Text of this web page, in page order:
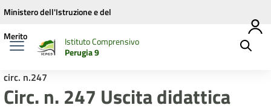
Vai ai contenuti
Vai al menu di navigazione
Vai al footer
Ministero dell'Istruzione e del
Merito
Istituto Comprensivo
Perugia 9
circ. n.247
Circ. n. 247 Uscita didattica